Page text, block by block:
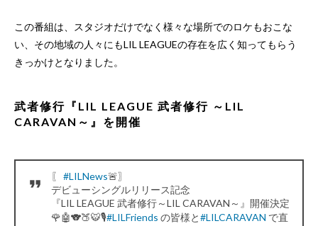
この番組は、スタジオだけでなく様々な場所でのロケもおこな
い、その地域の人々にもLIL LEAGUEの存在を広く知ってもらう
きっかけとなりました。
武者修行『LIL LEAGUE 武者修行 ～LIL
CARAVAN～』を開催
〖 #LILNews🚨〗
デビューシングルリリース記念
『LIL LEAGUE 武者修行～LIL CARAVAN～』開催決定
🌹🤖🐨🍑🐯🎙#LILFriends の皆様と#LILCARAVAN で直